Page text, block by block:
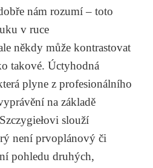
nám rozumí – toto
v ruce
někdy může kontrastovat
takové. Úctyhodná
plyne z profesionálního
na základě
slouží
není prvoplánový či
pohledu druhých,